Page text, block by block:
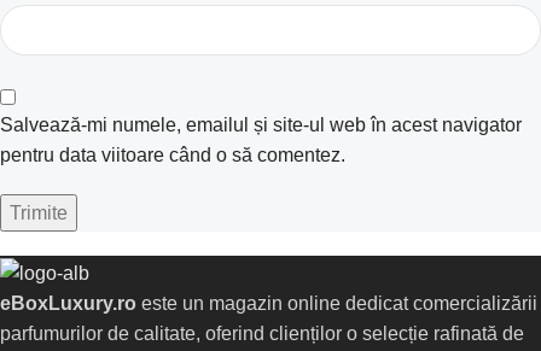
Salvează-mi numele, emailul și site-ul web în acest navigator
pentru data viitoare când o să comentez.
eBoxLuxury.ro este un magazin online dedicat comercializării
parfumurilor de calitate, oferind clienților o selecție rafinată de